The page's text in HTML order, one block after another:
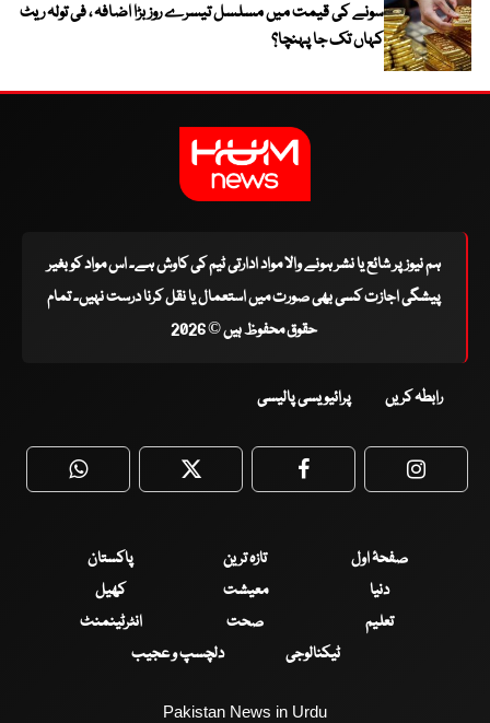
سونے کی قیمت میں مسلسل تیسرے روز بڑا اضافہ ، فی تولہ ریٹ
کہاں تک جا پہنچا؟
ہم نیوز پر شائع یا نشر ہونے والا مواد ادارتی ٹیم کی کاوش ہے۔ اس مواد کو بغیر
پیشگی اجازت کسی بھی صورت میں استعمال یا نقل کرنا درست نہیں۔ تمام
حقوق محفوظ ہیں © 2026
رابطہ کریں پرائیویسی پالیسی
WhatsApp Twitter Facebook
صفحۂ اول تازہ ترین
پاکستان
دنیا
معیشت
کھیل
تعلیم
صحت
انٹرٹینمنٹ
ٹیکنالوجی
دلچسپ و عجیب
Pakistan News in Urdu